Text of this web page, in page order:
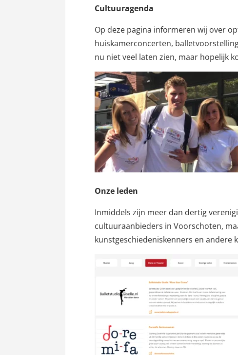
Cultuuragenda
Op deze pagina informeren wij over
huiskamerconcerten,
nu niet veel laten zien, maar hopelijk
Onze leden
Inmiddels zijn meer dan dertig
cultuuraanbieders in Voorschoten,
kunstgeschiedeniskenners en andere